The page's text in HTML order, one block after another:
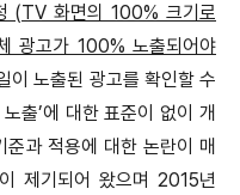
(TV 화면의 100% 크기로
광고가 100% 노출되어야
이 노출된 광고를 확인할 수
출’에 대한 표준이 없이 개
과 적용에 대한 논란이 매
제기되어 왔으며 2015년